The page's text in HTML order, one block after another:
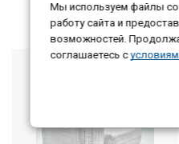
Мы используем файлы
работу сайта и
возможностей.
соглашаетесь с